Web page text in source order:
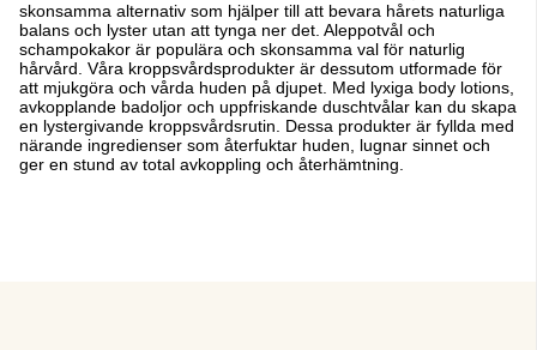
skonsamma alternativ som hjälper till att bevara hårets naturliga
balans och lyster utan att tynga ner det. Aleppotvål och
schampokakor är populära och skonsamma val för naturlig
hårvård. Våra kroppsvårdsprodukter är dessutom utformade för
att mjukgöra och vårda huden på djupet. Med lyxiga body lotions,
avkopplande badoljor och uppfriskande duschtvålar kan du skapa
en lystergivande kroppsvårdsrutin. Dessa produkter är fyllda med
närande ingredienser som återfuktar huden, lugnar sinnet och
ger en stund av total avkoppling och återhämtning.